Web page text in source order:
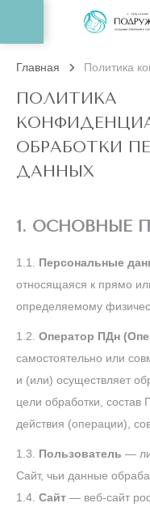
Главная Политика
ПОЛИТИКА
ОБРАБОТКИ
ДАННЫХ
1. ОСНОВНЫЕ
1.1. Персональные
относящаяся к прямо
определяемому
1.2. Оператор ПДн
самостоятельно или
и (или) осуществляет
цели обработки, состав
действия (операции),
1.3. Пользователь —
Сайт, чьи данные
1.4. Сайт — веб-сайт